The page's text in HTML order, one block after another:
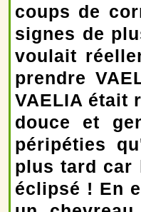
coups de
signes de
voulait
prendre
VAELIA était
douce et
péripéties
plus tard car
éclipsé ! En